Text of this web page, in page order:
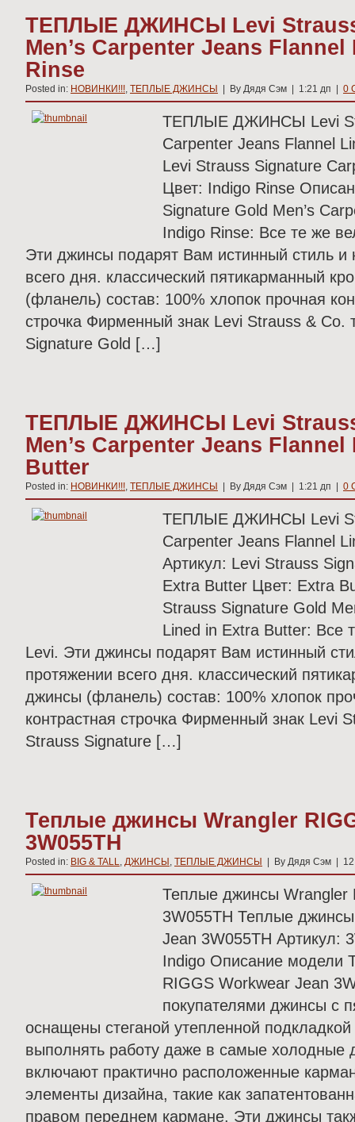
ТЕПЛЫЕ ДЖИНСЫ Levi
Men’s Carpenter Jeans
Rinse
Posted in: НОВИНКИ!!!, ТЕПЛЫЕ ДЖИНСЫ | By Дядя Сэм | 1:21 дп | 0
ТЕПЛЫЕ ДЖИНСЫ Levi
Carpenter Jeans Flannel
Levi Strauss Signature
Цвет: Indigo Rinse
Signature Gold Men’s
Indigo Rinse: Все те же
Эти джинсы подарят Вам истинный стиль и
всего дня. классический пятикарманный
(фланель) состав: 100% хлопок прочная
строчка Фирменный знак Levi Strauss & Co.
Signature Gold […]
ТЕПЛЫЕ ДЖИНСЫ Levi
Men’s Carpenter Jeans
Butter
Posted in: НОВИНКИ!!!, ТЕПЛЫЕ ДЖИНСЫ | By Дядя Сэм | 1:21 дп | 0
ТЕПЛЫЕ ДЖИНСЫ Levi
Carpenter Jeans Flannel
Артикул: Levi Strauss
Extra Butter Цвет: Extra
Strauss Signature Gold
Lined in Extra Butter: Все
Levi. Эти джинсы подарят Вам истинный
протяжении всего дня. классический
джинсы (фланель) состав: 100% хлопок
контрастная строчка Фирменный знак Levi
Strauss Signature […]
Теплые джинсы Wrangler
3W055TH
Posted in: BIG & TALL, ДЖИНСЫ , ТЕПЛЫЕ ДЖИНСЫ | By Дядя Сэм |
Теплые джинсы Wrangler
3W055TH Теплые
Jean 3W055TH Артикул:
Indigo Описание модели
RIGGS Workwear Jean
покупателями джинсы с
оснащены стеганой утепленной
выполнять работу даже в самые холодные
включают практично расположенные
элементы дизайна, такие как
правом переднем кармане. Эти джинсы